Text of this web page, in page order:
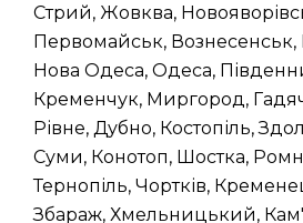
Стрий, Жовква,
Первомайськ,
Нова Одеса, Одеса,
Кременчук, Миргород,
Рівне, Дубно, Костопіль,
Суми, Конотоп, Шостка,
Тернопіль, Чортків,
Збараж, Хмельницький,